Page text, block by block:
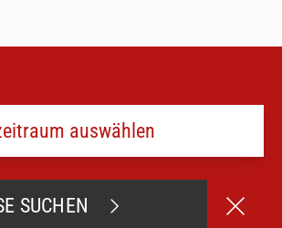
SUCHEN